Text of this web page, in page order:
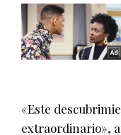
«Este
extraordinario»,